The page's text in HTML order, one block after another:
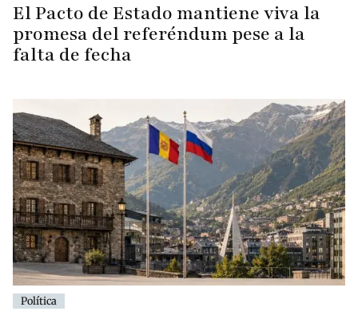
El Pacto de Estado mantiene viva la
promesa del referéndum pese a la
falta de fecha
Política